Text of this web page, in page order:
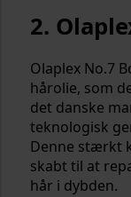
2.
Olaplex No.7
hårolie, som
det danske
teknologisk
Denne stærkt
skabt til at
hår i dybden.